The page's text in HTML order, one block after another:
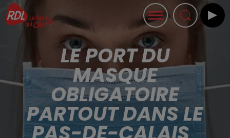
LE PORT DU
MASQUE
OBLIGATOIRE
PARTOUT DANS LE